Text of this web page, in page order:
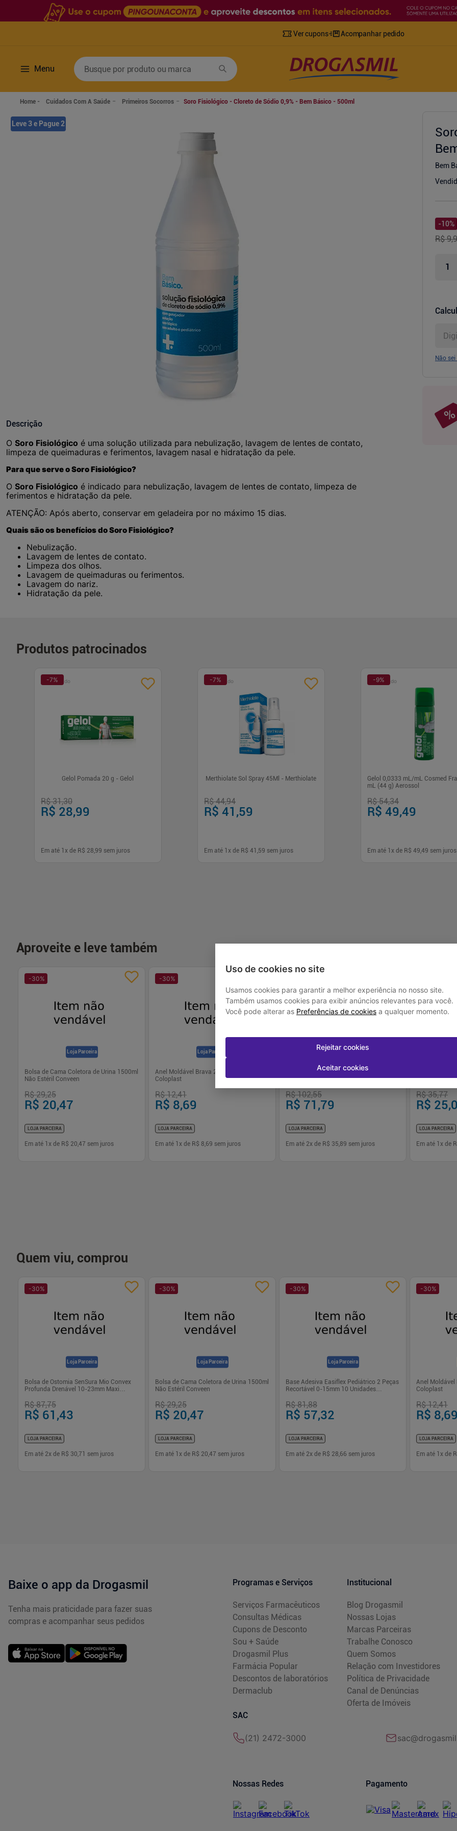
Ver cupons Acompanhar pedido
Menu
Busque por produto ou marca
Uso de cookies no site
Usamos cookies para garantir a melhor experiência no nosso site.
Também usamos cookies para exibir anúncios relevantes para você.
Você pode alterar as Preferências de cookies a qualquer momento.
Rejeitar cookies
Aceitar cookies
Cuidados Com A Saúde Primeiros Socorros Soro Fisiológico - Cloreto de Sódio 0,9% - Bem Básico - 500ml
Leve 3 e Pague 2
Descrição
O Soro Fisiológico é uma solução utilizada para nebulização, lavagem de lentes de contato,
limpeza de queimaduras e ferimentos, lavagem nasal e hidratação da pele.
Para que serve o Soro Fisiológico?
O Soro Fisiológico é indicado para nebulização, lavagem de lentes de contato, limpeza de
ferimentos e hidratação da pele.
ATENÇÃO: Após aberto, conservar em geladeira por no máximo 15 dias.
Quais são os benefícios do Soro Fisiológico?
Nebulização.
Lavagem de lentes de contato.
Limpeza dos olhos.
Lavagem de queimaduras ou ferimentos.
Lavagem do nariz.
Hidratação da pele.
Bem
-10%
R$
Não sei
Produtos patrocinados
Patrocinado
-7%
Gelol Pomada 20 g - Gelol
R$ 31,30
R$ 28,99
Em até 1 x de R$ 28,99 sem juros
Patrocinado
-7%
Merthiolate Sol Spray 45Ml - Merthiolate
R$ 44,94
R$ 41,59
Em até 1 x de R$ 41,59 sem juros
Patrocinado
-9%
Gelol 0,0333 mL/mL Cosmed
mL (44 g) Aerossol
R$ 54,34
R$ 49,49
Em até 1 x de R$ 49,49 sem juros
Aproveite e leve também
Loja Parceira
-30%
Bolsa de Cama Coletora de Urina 1500ml
Não Estéril Conveen
R$ 29,25
R$ 20,47
LOJA PARCEIRA
Em até 1 x de R$ 20,47 sem juros
Loja Parceira
-30%
Anel Moldável Brava 2.0mm 30 Unidades
Coloplast
R$ 12,41
R$ 8,69
LOJA PARCEIRA
Em até 1 x de R$ 8,69 sem juros
Loja Parceira
Curativo Biatain Silicone Ag 12,5x12,5cm
Espuma com Prata Coloplast
R$ 102,55
R$ 71,79
LOJA PARCEIRA
Em até 2x de R$ 35,89 sem juros
Bolsa
Peças
R$ 35,77
R$
LOJA PARCEIRA
Em até 1 x de
Quem viu, comprou
Loja Parceira
-30%
Bolsa de Ostomia SenSura Mio Convex
Profunda Drenável 10-23mm Maxi
R$ 87,75
R$ 61,43
LOJA PARCEIRA
Em até 2x de R$ 30,71 sem juros
Loja Parceira
-30%
Bolsa de Cama Coletora de Urina 1500ml
Não Estéril Conveen
R$ 29,25
R$ 20,47
LOJA PARCEIRA
Em até 1 x de R$ 20,47 sem juros
Loja Parceira
-30%
Base Adesiva Easiflex Pediátrico 2 Peças
Recortável 0-15mm 10 Unidades
R$ 81,88
R$ 57,32
LOJA PARCEIRA
Em até 2x de R$ 28,66 sem juros
-30%
Anel Moldável
Coloplast
R$ 12,41
R$ 8,69
LOJA PARCEIRA
Em até 1 x de
Baixe o app da Drogasmil
Tenha mais praticidade para fazer suas
compras e acompanhar seus pedidos
Programas e Serviços
Serviços Farmacêuticos
Consultas Médicas
Cupons de Desconto
Sou + Saúde
Drogasmil Plus
Farmácia Popular
Descontos de laboratórios
Dermaclub
Institucional
Blog Drogasmil
Nossas Lojas
Marcas Parceiras
Trabalhe Conosco
Quem Somos
Relação com Investidores
Política de Privacidade
Canal de Denúncias
Oferta de Imóveis
SAC
(21) 2472-3000
Nossas Redes Pagamento
Termos mais buscados
sabonete líquido